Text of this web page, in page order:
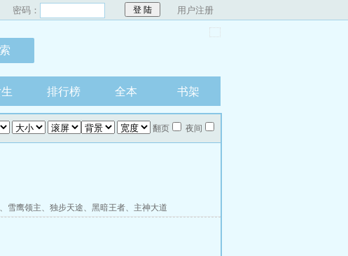
密码： 用户注册
排行榜 全本 书架
翻页 夜间
、 雪鹰领主、 独步天途、 黑暗王者、 主神大道